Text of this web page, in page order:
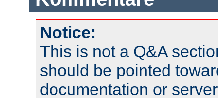
Notice:
This is not a Q&A
should be pointed
documentation or